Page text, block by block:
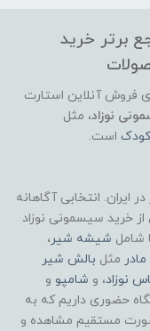
برتر خرید
فروش آنلاین استارت
نوزاد، مثل
کودک است.
ایران. انتخابی آگاهانه
خرید سیسمونی نوزاد
شامل شیشه شیر،
مثل بالش شیر
نوزاد، و شامپو و
حضوری داریم که به
مستقیم مشاهده و